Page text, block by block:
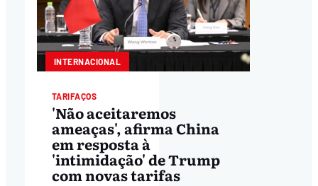
INTERNACIONAL
TARIFAÇOS
'Não aceitaremos
ameaças', afirma China
em resposta à
'intimidação' de Trump
com novas tarifas